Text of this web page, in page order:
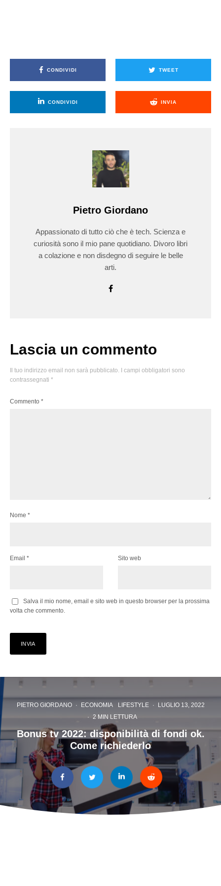
CONDIVIDI TWEET
CONDIVIDI INVIA
Pietro Giordano
Appassionato di tutto ciò che è tech. Scienza e
curiosità sono il mio pane quotidiano. Divoro libri
a colazione e non disdegno di seguire le belle
arti.
Lascia un commento
Il tuo indirizzo email non sarà pubblicato.
I campi obbligatori sono
contrassegnati *
Commento *
Nome *
Email * Sito web
Salva il mio nome, email e sito web in questo browser per la prossima
volta che commento.
PIETRO GIORDANO · ECONOMIA LIFESTYLE ·
LUGLIO 13, 2022
· 2 MIN LETTURA
Bonus tv 2022: disponibilità di fondi ok.
Come richiederlo